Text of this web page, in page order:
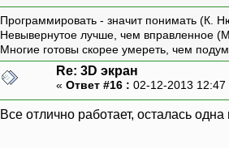
{
}
// Нажата ли
args.Button ==
// Приведённые
// чтобы центр был
new
);
}
// Очищаем
//
float scale =
// Сдвиги для
float shift =
Программировать - значит понимать (К.
Невывернутое лучше, чем вправленное
Многие готовы скорее умереть, чем
Re: 3D экран
« Ответ #16 : 02-12-2013
Все отлично работает, осталась